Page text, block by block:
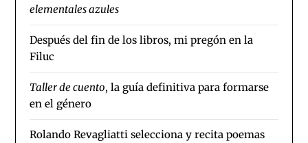
elementales azules
Después del fin de los libros, mi pregón en la
Filuc
Taller de cuento, la guía definitiva para formarse
en el género
Rolando Revagliatti selecciona y recita poemas